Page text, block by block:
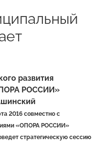
развития
РОССИИ»
2016 совместно с
«ОПОРА РОССИИ»
стратегическую сессию